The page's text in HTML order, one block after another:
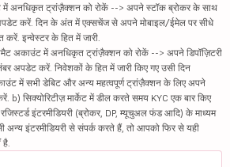
अनधिकृत ट्रांज़ैक्शन को रोकें --> अपने स्टॉक ब्रोकर के साथ
करें. दिन के अंत में एक्सचेंज से अपने मोबाइल/ईमेल पर सीधे
करें. इन्वेस्टर के हित में जारी.
अकाउंट में अनधिकृत ट्रांज़ैक्शन को रोकें --> अपने डिपॉज़िटरी
अपडेट करें. निवेशकों के हित में जारी किए गए उसी दिन
में सभी डेबिट और अन्य महत्वपूर्ण ट्रांज़ैक्शन के लिए अपने
b) सिक्योरिटीज़ मार्केट में डील करते समय KYC एक बार किए
इंटरमीडियरी (ब्रोकर, DP, म्यूचुअल फंड आदि) के माध्यम
इंटरमीडियरी से संपर्क करते हैं, तो आपको फिर से यही
है.